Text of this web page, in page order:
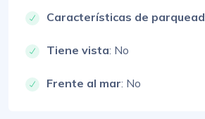
Características de
Tiene vista: No
Frente al mar: No